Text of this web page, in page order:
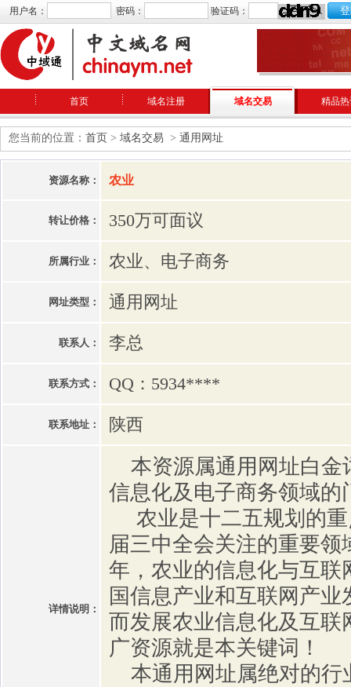
用户名： 密码： 验证码：
首页 域名注册 域名交易 精品
您当前的位置： 首页 > 域名交易 > 通用网址
资源名称： 农业
转让价格： 350万可面议
所属行业： 农业、电子商务
网址类型： 通用网址
联系人： 李总
联系方式： QQ：5934****
联系地址： 陕西
详情说明：
本资源属通用网址白金
信息化及电子商务领域的
农业是十二五规划的重
届三中全会关注的重要领
年，农业的信息化与互联
国信息产业和互联网产
而发展农业信息化及互联
广资源就是本关键词！
本通用网址属绝对的行